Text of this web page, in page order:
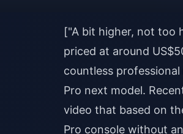
["A bit higher, not too
priced at around
countless
Pro next model.
video that based on
Pro console without